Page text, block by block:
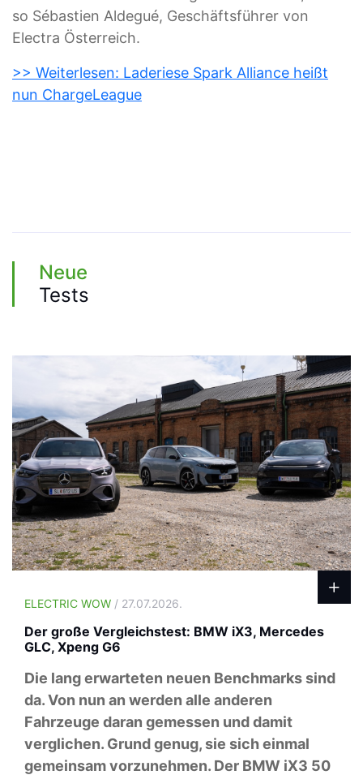
so Sébastien Aldegué, Geschäftsführer von
Electra Österreich.
>> Weiterlesen: Laderiese Spark Alliance heißt
nun ChargeLeague
Neue
Tests
ELECTRIC WOW / 27.07.2026.
Der große Vergleichstest: BMW iX3, Mercedes
GLC, Xpeng G6
Die lang erwarteten neuen Benchmarks sind
da. Von nun an werden alle anderen
Fahrzeuge daran gemessen und damit
verglichen. Grund genug, sie sich einmal
gemeinsam vorzunehmen. Der BMW iX3 50